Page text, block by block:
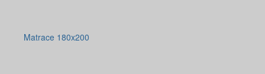
Matrace 180x200